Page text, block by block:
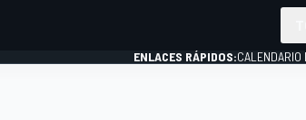
ENLACES RÁPIDOS:CALENDARIO